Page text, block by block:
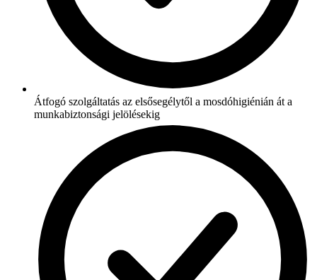
Átfogó szolgáltatás az elsősegélytől a mosdóhigiénián át a
munkabiztonsági jelölésekig